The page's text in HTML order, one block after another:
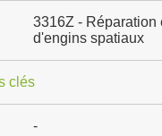
3316Z - Réparation
d'engins spatiaux
clés
-